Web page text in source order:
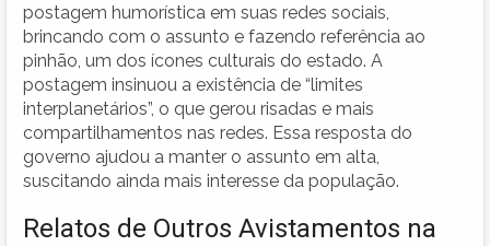
postagem humorística em suas redes sociais,
brincando com o assunto e fazendo referência ao
pinhão, um dos ícones culturais do estado. A
postagem insinuou a existência de “limites
interplanetários”, o que gerou risadas e mais
compartilhamentos nas redes. Essa resposta do
governo ajudou a manter o assunto em alta,
suscitando ainda mais interesse da população.
Relatos de Outros Avistamentos na